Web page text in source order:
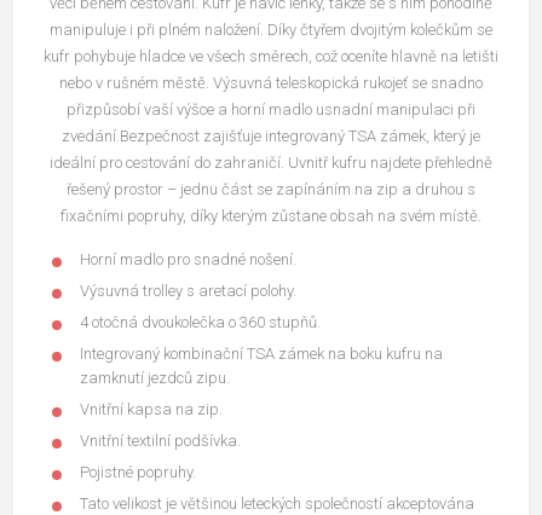
manipuluje i při plném naložení. Díky čtyřem dvojitým kolečkům se
kufr pohybuje hladce ve všech směrech, což oceníte hlavně na letišti
nebo v rušném městě. Výsuvná teleskopická rukojeť se snadno
přizpůsobí vaší výšce a horní madlo usnadní manipulaci při
zvedání.Bezpečnost zajišťuje integrovaný TSA zámek, který je
ideální pro cestování do zahraničí. Uvnitř kufru najdete přehledně
řešený prostor – jednu část se zapínáním na zip a druhou s
fixačními popruhy, díky kterým zůstane obsah na svém místě.
Horní madlo pro snadné nošení.
Výsuvná trolley s aretací polohy.
4 otočná dvoukolečka o 360 stupňů.
Integrovaný kombinační TSA zámek na boku kufru na
zamknutí jezdců zipu.
Vnitřní kapsa na zip.
Vnitřní textilní podšívka.
Pojistné popruhy.
Tato velikost je většinou leteckých společností akceptována